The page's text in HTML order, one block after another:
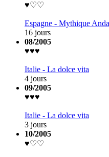
♥♡♡
Espagne - Mythique
16 jours
08/2005
♥♥♥
Italie - La dolce vita
4 jours
09/2005
♥♥♥
Italie - La dolce vita
3 jours
10/2005
♥♡♡